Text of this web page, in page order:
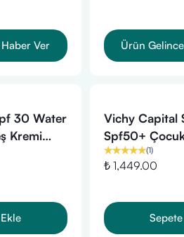
Ver
Güneş
ml)
Ürün
30 Water
Kremi
Vichy Capital
Spf50+
Yüksek
Spreyi 200ml
(1)
₺ 1,449.00